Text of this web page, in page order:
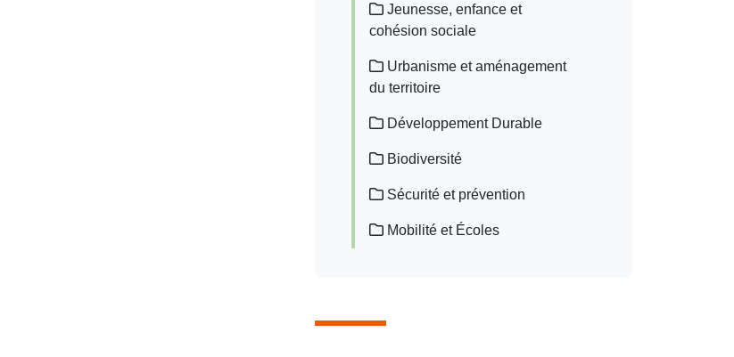
Jeunesse, enfance et
cohésion sociale
Urbanisme et aménagement
du territoire
Développement Durable
Biodiversité
Sécurité et prévention
Mobilité et Écoles